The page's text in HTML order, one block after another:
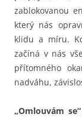
zablokovanou
který nás
klidu a míru.
začíná v nás
přítomného
nadváhu,
„Omlouvám se“